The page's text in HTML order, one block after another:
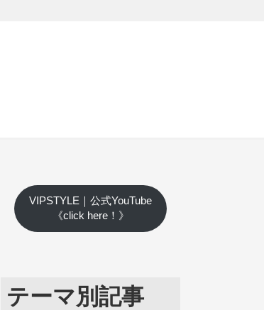
VIPSTYLE｜公式YouTube
《click here！》
テーマ別記事